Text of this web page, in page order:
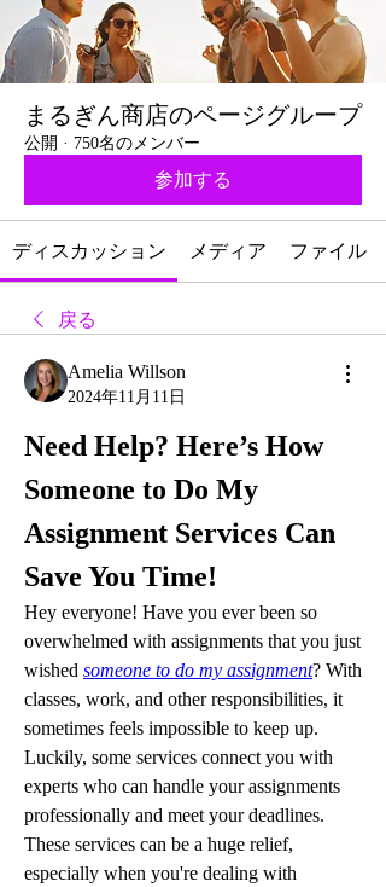
まるぎん商店のページグループ
公開 · 750名のメンバー
参加する
ディスカッション メディア ファイル
戻る
Amelia Willson
2024年11月11日
Need Help? Here’s How
Someone to Do My
Assignment Services Can
Save You Time!
Hey everyone! Have you ever been so
overwhelmed with assignments that you just
wished someone to do my assignment? With
classes, work, and other responsibilities, it
sometimes feels impossible to keep up.
Luckily, some services connect you with
experts who can handle your assignments
professionally and meet your deadlines.
These services can be a huge relief,
especially when you're dealing with